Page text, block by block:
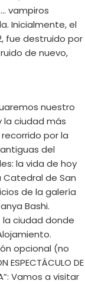
vampiros
Inicialmente, el
fue destruido por
de nuevo,
nuestro
la ciudad más
por la
del
la vida de hoy
de San
de la galería
Bashi.
ciudad donde
opcional (no
DE
Vamos a visitar